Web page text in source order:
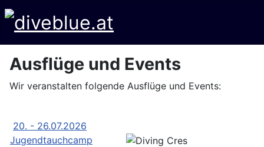
Ausflüge und Events
Wir veranstalten folgende Ausflüge und Events:
20. - 26.07.2026
Jugendtauchcamp